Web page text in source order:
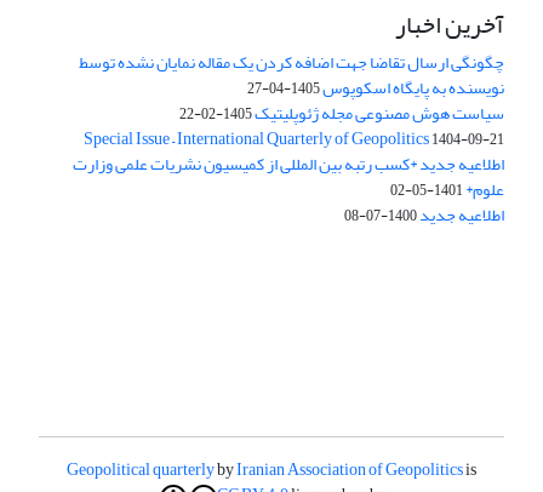
آخرین اخبار
چگونگی ارسال تقاضا جهت اضافه کردن یک مقاله نمایان نشده توسط
نویسنده به پایگاه اسکوپوس1405-04-27
سیاست هوش مصنوعی مجله ژئوپلیتیک1405-02-22
Special Issue – International Quarterly of Geopolitics1404-09-21
اطلاعیه جدید *کسب رتبه بین المللی از کمیسیون نشریات علمی وزارت
علوم*1401-05-02
اطلاعیه جدید1400-07-08
Geopolitical quarterlybyIranian Association of Geopoliticsis